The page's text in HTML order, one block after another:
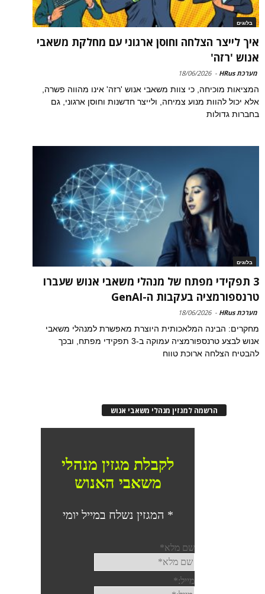
בלוגים
איך לייצר הצלחה וחוסן ארגוני עם מחלקת משאבי
אנוש 'רזה'
מערכת HRus -
18/06/2026
המציאות מוכיחה, כי צוות משאבי אנוש 'רזה' אינו מהווה פשרה,
אלא יכול להוות מנוע צמיחה, ולייצר חדשנות וחוסן ארגוני, גם
בחברות גדולות
בלוגים
3 תפקידי מפתח של מנהלי משאבי אנוש שעברו
טרנספורמציה בעקבות ה-GenAI
מערכת HRus -
18/06/2026
מחקרים: הבינה המלאכותית היוצרת מאפשרת למנהלי משאבי
אנוש לבצע טרנספורמציה עמוקה ב-3 תפקידי מפתח, ובכך
להבטיח הצלחה ארוכת טווח
הרשמה למגזין מנהלי משאבי אנוש